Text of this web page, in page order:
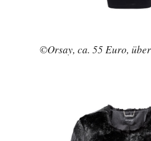
©Orsay, ca. 55 Euro,